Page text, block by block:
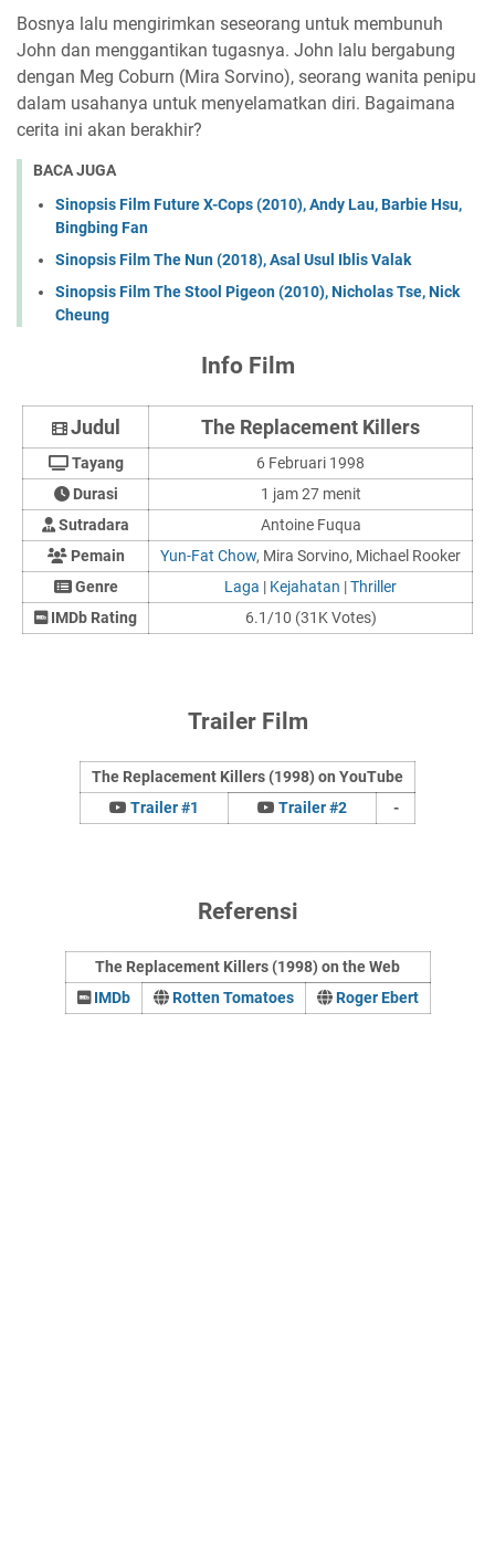
Bosnya lalu mengirimkan seseorang untuk membunuh
John dan menggantikan tugasnya. John lalu bergabung
dengan Meg Coburn (Mira Sorvino), seorang wanita penipu
dalam usahanya untuk menyelamatkan diri. Bagaimana
cerita ini akan berakhir?
BACA JUGA
Sinopsis Film Future X-Cops (2010), Andy Lau, Barbie Hsu,
Bingbing Fan
Sinopsis Film The Nun (2018), Asal Usul Iblis Valak
Sinopsis Film The Stool Pigeon (2010), Nicholas Tse, Nick
Cheung
Info Film
Judul The Replacement Killers
Tayang
6 Februari 1998
Durasi
1 jam 27 menit
Sutradara
Antoine Fuqua
Pemain
Yun-Fat Chow, Mira Sorvino, Michael Rooker
Genre
Laga | Kejahatan |Thriller
IMDb Rating
6.1/10 (31K Votes)
Trailer Film
The Replacement Killers (1998) on YouTube
Trailer #1
Trailer #2 -
Referensi
The Replacement Killers (1998) on the Web
IMDb
Rotten Tomatoes Roger Ebert